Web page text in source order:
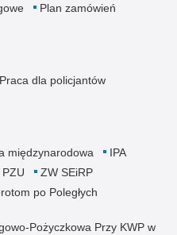
Plan zamówień
Praca dla policjantów
międzynarodowa
IPA
ZW SEiRP
po Poległych
Pożyczkowa Przy KWP w